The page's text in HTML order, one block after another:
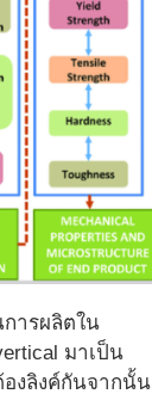
ารผลิตใน
มาเป็น
งลิงค์กันจากนั้น